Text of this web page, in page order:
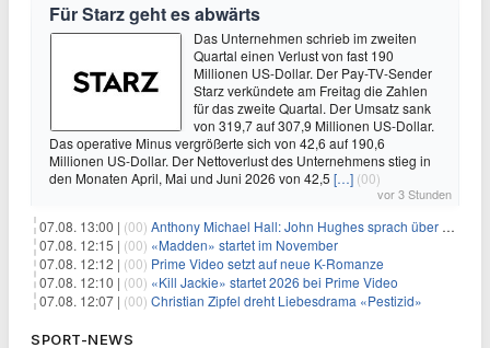
Für Starz geht es abwärts
Das Unternehmen schrieb im zweiten
Quartal einen Verlust von fast 190
Millionen US-Dollar. Der Pay-TV-Sender
Starz verkündete am Freitag die Zahlen
für das zweite Quartal. Der Umsatz sank
von 319,7 auf 307,9 Millionen US-Dollar.
Das operative Minus vergrößerte sich von 42,6 auf 190,6
Millionen US-Dollar. Der Nettoverlust des Unternehmens stieg in
den Monaten April, Mai und Juni 2026 von 42,5 […] (00)
vor 3 Stunden
07.08. 13:00 | (00) Anthony Michael Hall: John Hughes sprach über eine Fortsetzung von 'The Breakfast Club'
07.08. 12:15 | (00) «Madden» startet im November
07.08. 12:12 | (00) Prime Video setzt auf neue K-Romanze
07.08. 12:10 | (00) «Kill Jackie» startet 2026 bei Prime Video
07.08. 12:07 | (00) Christian Zipfel dreht Liebesdrama «Pestizid»
SPORT-NEWS